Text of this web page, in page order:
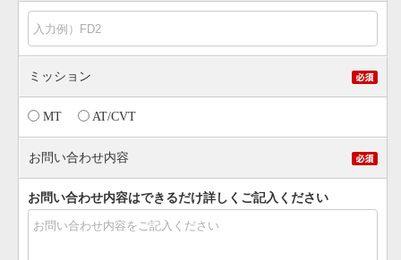
ミッション
MT AT/CVT
お問い合わせ内容
お問い合わせ内容はできるだけ詳しくご記入ください